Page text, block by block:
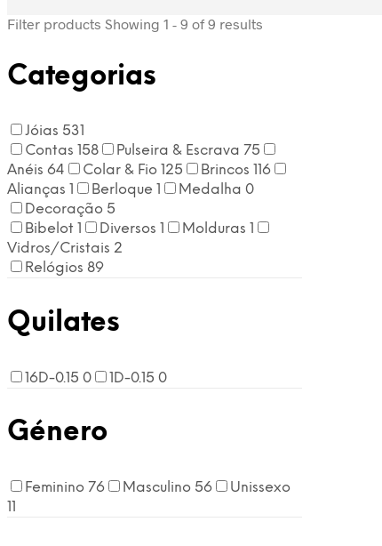
Filter products Showing 1 - 9 of 9 results
Categorias
Jóias 531
Contas 158 Pulseira & Escrava 75
Anéis 64 Colar & Fio 125 Brincos 116
Alianças 1 Berloque 1 Medalha 0
Decoração 5
Bibelot 1 Diversos 1 Molduras 1
Vidros/Cristais 2
Relógios 89
Quilates
16D-0.15 0 1D-0.15 0
Género
Feminino 76 Masculino 56
Unissexo
11